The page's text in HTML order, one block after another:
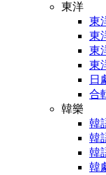
東洋
東
東
東
東
日
合
韓樂
韓
韓
韓
韓